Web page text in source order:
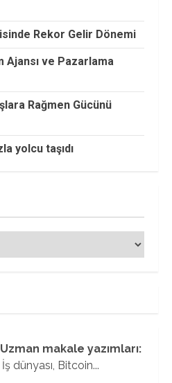
Rekor Gelir Dönemi
Ajansı ve Pazarlama
Rağmen Gücünü
yolcu taşıdı
makale yazımları:
dünyası, Bitcoin...